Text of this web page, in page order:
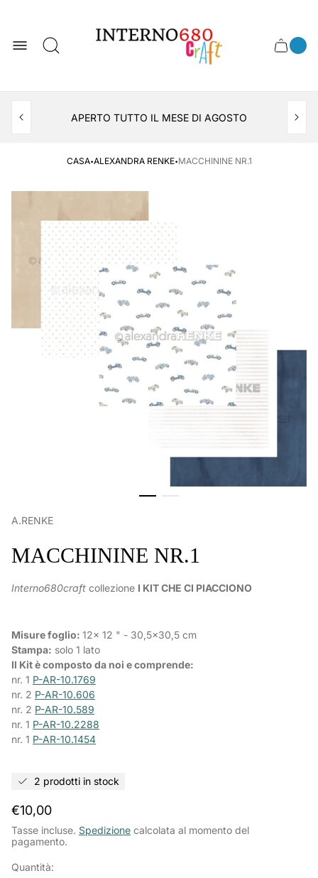
del
negozio
Cassetto
APERTO TUTTO IL MESE DI AGOSTO
CASA·ALEXANDRA RENKE·MACCHININE NR.1
A.RENKE
MACCHININE NR.1
Interno680craft collezione I KIT CHE CI PIACCIONO
Misure foglio: 12x 12 " - 30,5x30,5 cm
Stampa: solo 1 lato
Il Kit è composto da noi e comprende:
nr. 1 P-AR-10.1769
nr. 2 P-AR-10.606
nr. 2 P-AR-10.589
nr. 1 P-AR-10.2288
nr. 1 P-AR-10.1454
2 prodotti in stock
Prezzo
normale
€10,00
Tasse incluse. Spedizione calcolata al momento del
pagamento.
Quantità: